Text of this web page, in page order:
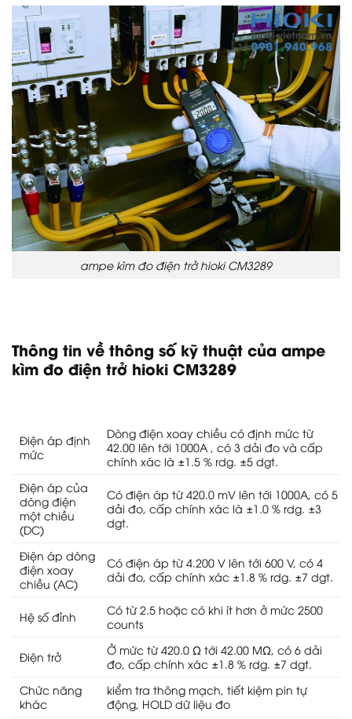
ampe kìm đo điện trở hioki CM3289
Thông tin về thông số kỹ thuật của ampe
kìm đo điện trở hioki CM3289
Điện áp định
mức
Dòng điện xoay chiều có định mức từ
42.00 lên tới 1000A , có 3 dải đo và cấp
chính xác là ±1.5 % rdg. ±5 dgt.
Điện áp của
dòng điện
một chiều
(DC)
Có điện áp từ 420.0 mV lên tới 1000A, có 5
dải đo, cấp chính xác là ±1.0 % rdg. ±3
dgt.
Điện áp dòng
điện xoay
chiều (AC)
Có điện áp từ 4.200 V lên tới 600 V, có 4
dải đo, cấp chính xác ±1.8 % rdg. ±7 dgt.
Hệ số đỉnh
Có từ 2.5 hoặc có khi ít hơn ở mức 2500
counts
Điện trở
Ở mức từ 420.0 Ω tới 42.00 MΩ, có 6 dải
đo, cấp chính xác ±1.8 % rdg. ±7 dgt.
Chức năng
khác
kiểm tra thông mạch, tiết kiệm pin tự
động, HOLD dữ liệu đo